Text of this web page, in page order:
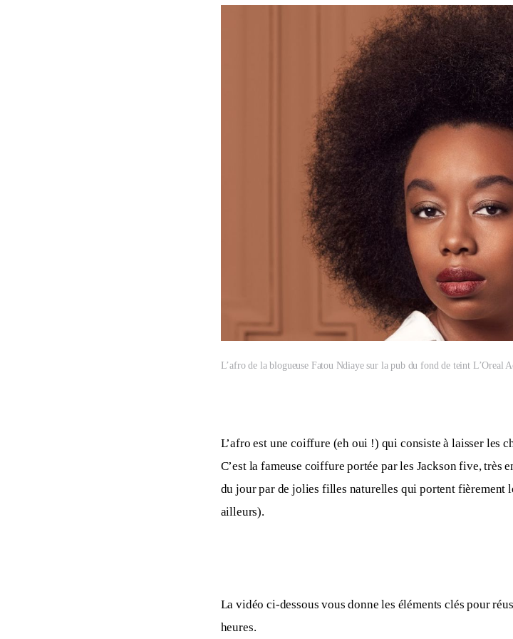
L’afro de la blogueuse Fatou Ndiaye sur la pub du fond de teint L’Oreal
L’afro est une coiffure (eh oui !) qui consiste à laisser les
C’est la fameuse coiffure portée par les Jackson five, très
du jour par de jolies filles naturelles qui portent fièrement
ailleurs).
La vidéo ci-dessous vous donne les éléments clés pour
heures.